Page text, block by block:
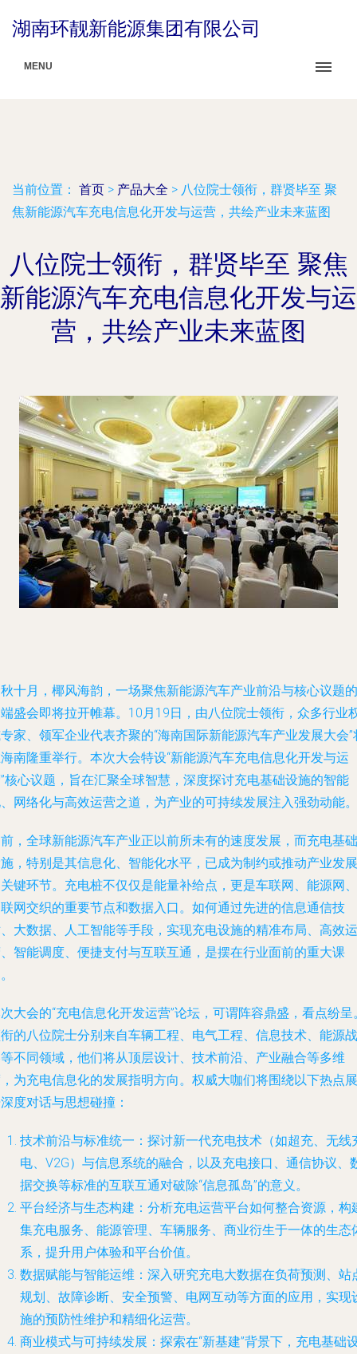
湖南环靓新能源集团有限公司
MENU
当前位置： 首页 > 产品大全 > 八位院士领衔，群贤毕至 聚
焦新能源汽车充电信息化开发与运营，共绘产业未来蓝图
八位院士领衔，群贤毕至 聚焦
新能源汽车充电信息化开发与运
营，共绘产业未来蓝图
十月，椰风海韵，一场聚焦新能源汽车产业前沿与核心议题的
盛会即将拉开帷幕。10月19日，由八位院士领衔，众多行业
家、领军企业代表齐聚的“海南国际新能源汽车产业发展大会”
南隆重举行。本次大会特设“新能源汽车充电信息化开发与运
核心议题，旨在汇聚全球智慧，深度探讨充电基础设施的智能
网络化与高效运营之道，为产业的可持续发展注入强劲动能。
，全球新能源汽车产业正以前所未有的速度发展，而充电基础
，特别是其信息化、智能化水平，已成为制约或推动产业发展
键环节。充电桩不仅仅是能量补给点，更是车联网、能源网、
网交织的重要节点和数据入口。如何通过先进的信息通信技
大数据、人工智能等手段，实现充电设施的精准布局、高效运
智能调度、便捷支付与互联互通，是摆在行业面前的重大课
大会的“充电信息化开发运营”论坛，可谓阵容鼎盛，看点纷呈
的八位院士分别来自车辆工程、电气工程、信息技术、能源战
不同领域，他们将从顶层设计、技术前沿、产业融合等多维
为充电信息化的发展指明方向。权威大咖们将围绕以下热点展
度对话与思想碰撞：
技术前沿与标准统一 ：探讨新一代充电技术（如超充、无线
电、V2G）与信息系统的融合，以及充电接口、通信协议、
据交换等标准的互联互通对破除“信息孤岛”的意义。
平台经济与生态构建 ：分析充电运营平台如何整合资源，构
集充电服务、能源管理、车辆服务、商业衍生于一体的生态
系，提升用户体验和平台价值。
数据赋能与智能运维 ：深入研究充电大数据在负荷预测、站
规划、故障诊断、安全预警、电网互动等方面的应用，实现
施的预防性维护和精细化运营。
商业模式与可持续发展 ：探索在“新基建”背景下，充电基础